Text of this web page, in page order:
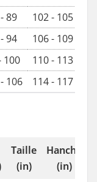
89
102 - 105
94
106 - 109
100
110 - 113
106 114 - 117
Taille
(in)
Hanche
(in)